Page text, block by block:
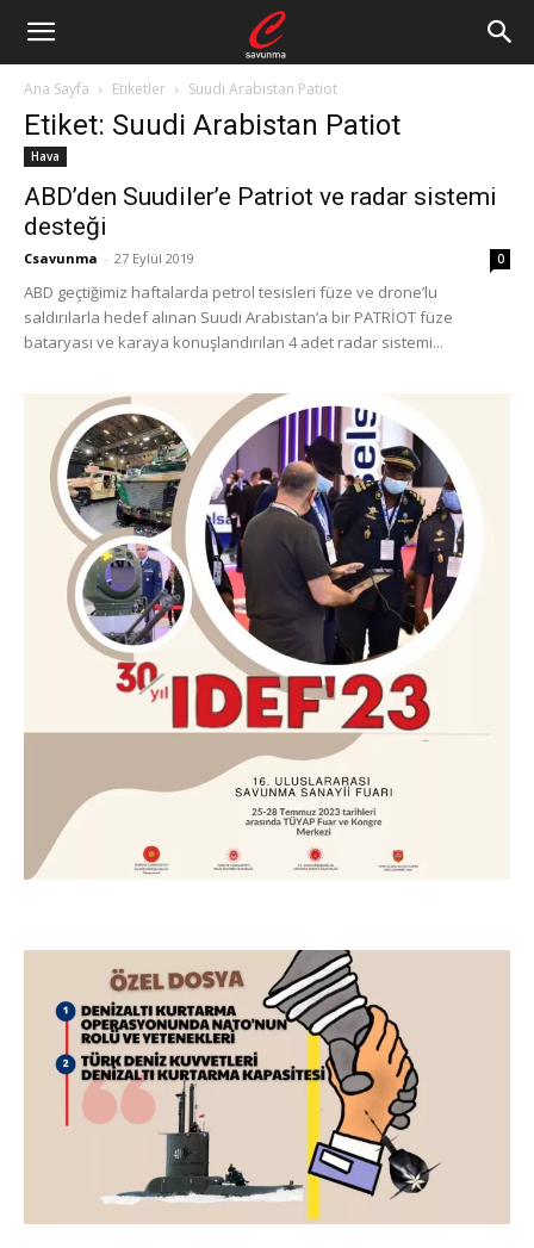
Ana Sayfa Etiketler Suudi Arabistan Patiot
Etiket: Suudi Arabistan Patiot
Hava
ABD’den Suudiler’e Patriot ve radar sistemi
desteği
Csavunma - 27 Eylül 2019 0
ABD geçtiğimiz haftalarda petrol tesisleri füze ve drone’lu
saldırılarla hedef alınan Suudi Arabistan’a bir PATRİOT füze
bataryası ve karaya konuşlandırılan 4 adet radar sistemi...